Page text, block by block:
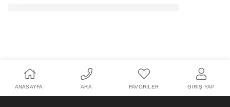
ANASAYFA ARA FAVORILER GIRIŞ YAP